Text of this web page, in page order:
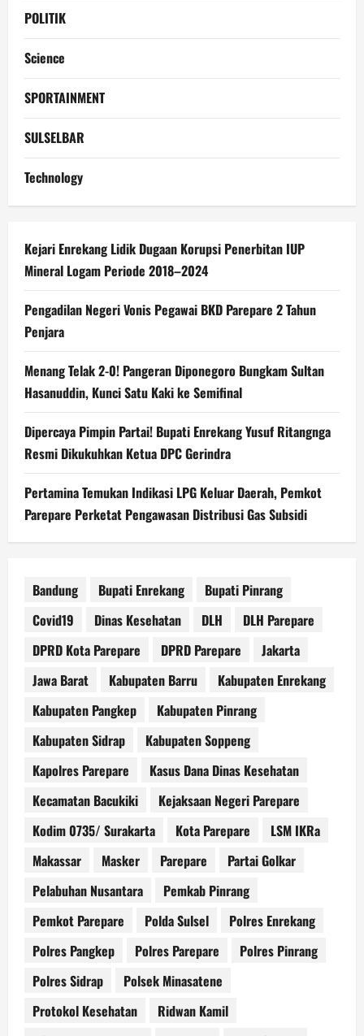
POLITIK
Science
SPORTAINMENT
SULSELBAR
Technology
Kejari Enrekang Lidik Dugaan Korupsi Penerbitan IUP
Mineral Logam Periode 2018–2024
Pengadilan Negeri Vonis Pegawai BKD Parepare 2 Tahun
Penjara
Menang Telak 2-0! Pangeran Diponegoro Bungkam Sultan
Hasanuddin, Kunci Satu Kaki ke Semifinal
Dipercaya Pimpin Partai! Bupati Enrekang Yusuf Ritangnga
Resmi Dikukuhkan Ketua DPC Gerindra
Pertamina Temukan Indikasi LPG Keluar Daerah, Pemkot
Parepare Perketat Pengawasan Distribusi Gas Subsidi
Bandung Bupati Enrekang
Bupati Pinrang
Covid19
Dinas Kesehatan DLH
DLH Parepare
DPRD Kota Parepare
DPRD Parepare
Jakarta
Jawa Barat
Kabupaten Barru
Kabupaten Enrekang
Kabupaten Pangkep
Kabupaten Pinrang
Kabupaten Sidrap
Kabupaten Soppeng
Kapolres Parepare
Kasus Dana Dinas Kesehatan
Kecamatan Bacukiki
Kejaksaan Negeri Parepare
Kodim 0735/ Surakarta
Kota Parepare
LSM IKRa
Makassar
Masker Parepare
Partai Golkar
Pelabuhan Nusantara
Pemkab Pinrang
Pemkot Parepare
Polda Sulsel
Polres Enrekang
Polres Pangkep
Polres Parepare
Polres Pinrang
Polres Sidrap
Polsek Minasatene
Protokol Kesehatan
Ridwan Kamil